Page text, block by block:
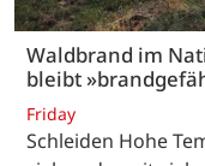
Waldbrand im
bleibt
Friday
Schleiden Hohe